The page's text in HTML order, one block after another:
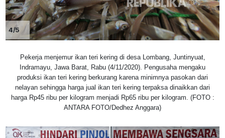
4/5
Pekerja menjemur ikan teri kering di desa Lombang, Juntinyuat,
Indramayu, Jawa Barat, Rabu (4/11/2020). Pengusaha mengaku
produksi ikan teri kering berkurang karena minimnya pasokan dari
nelayan sehingga harga jual ikan teri kering terpaksa dinaikkan dari
harga Rp45 ribu per kilogram menjadi Rp65 ribu per kilogram. (FOTO :
ANTARA FOTO/Dedhez Anggara)